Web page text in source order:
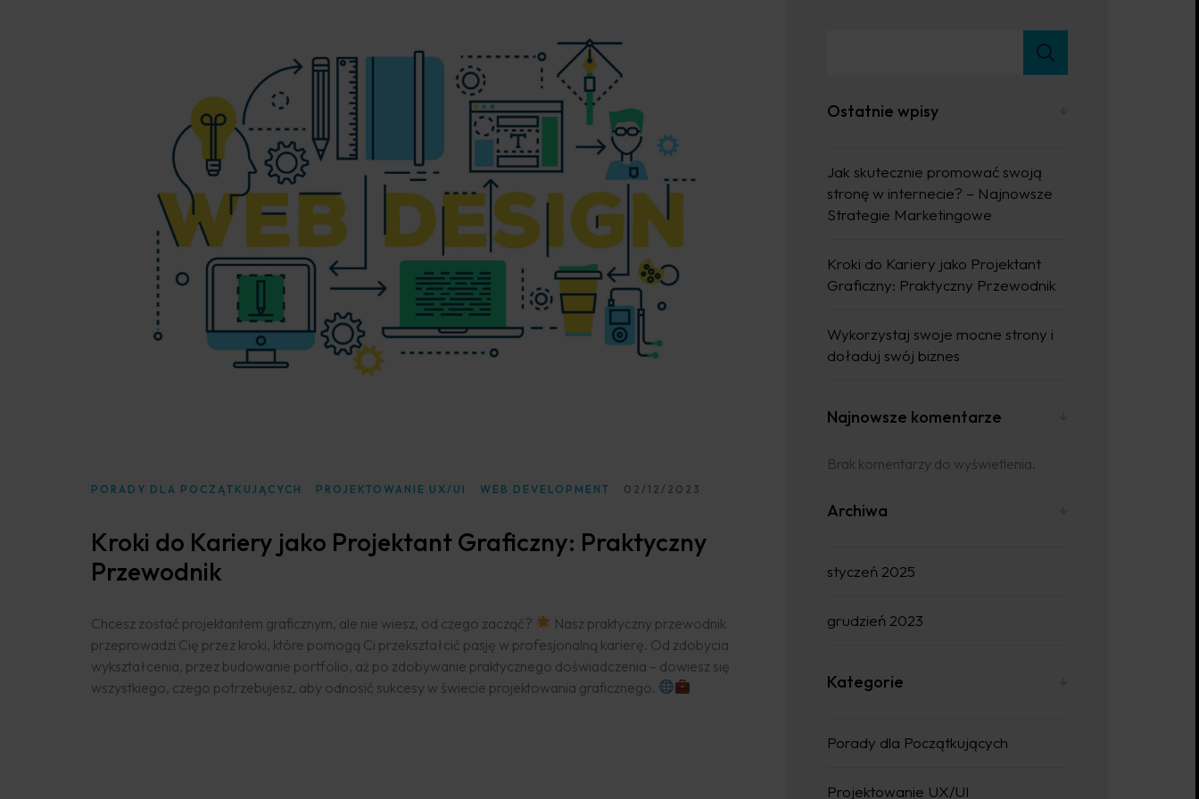
Strona Głónwa
Portfolio
Usługi
PORADY DLA POCZĄTKUJĄCYCH PROJEKTOWANIE UX/UI WEB DEVELOPMENT 02/12/2023
Kroki do Kariery jako Projektant Graficzny: Praktyczny
Przewodnik
Chcesz zostać projektantem graficznym, ale nie wiesz, od czego zacząć?
Nasz praktyczny przewodnik
przeprowadzi Cię przez kroki, które pomogą Ci przekształcić pasję w profesjonalną karierę. Od zdobycia
wykształcenia, przez budowanie portfolio, aż po zdobywanie praktycznego doświadczenia – dowiesz się
wszystkiego, czego potrzebujesz, aby odnosić sukcesy w świecie projektowania graficznego.
Ostatnie wpisy
Jak skutecznie promować swoją
stronę w internecie? – Najnowsze
Strategie Marketingowe
Kroki do Kariery jako Projektant
Graficzny: Praktyczny Przewodnik
Wykorzystaj swoje mocne strony i
doładuj swój biznes
Najnowsze komentarze
Brak komentarzy do wyświetlenia.
Archiwa
styczeń 2025
grudzień 2023
Kategorie
Porady dla Początkujących
Projektowanie UX/UI